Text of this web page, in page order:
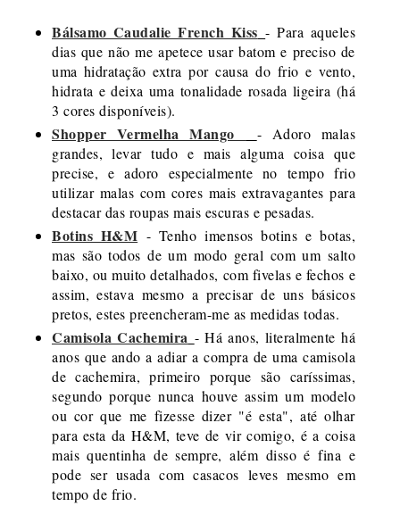
Bálsamo Caudalie French Kiss - Para aqueles
dias que não me apetece usar batom e preciso de
uma hidratação extra por causa do frio e vento,
hidrata e deixa uma tonalidade rosada ligeira (há
3 cores disponíveis).
Shopper Vermelha Mango
- Adoro malas
grandes, levar tudo e mais alguma coisa que
precise, e adoro especialmente no tempo frio
utilizar malas com cores mais extravagantes para
destacar das roupas mais escuras e pesadas.
Botins H&M - Tenho imensos botins e botas,
mas são todos de um modo geral com um salto
baixo, ou muito detalhados, com fivelas e fechos e
assim, estava mesmo a precisar de uns básicos
pretos, estes preencheram-me as medidas todas.
Camisola Cachemira - Há anos, literalmente há
anos que ando a adiar a compra de uma camisola
de cachemira, primeiro porque são caríssimas,
segundo porque nunca houve assim um modelo
ou cor que me fizesse dizer "é esta", até olhar
para esta da H&M, teve de vir comigo, é a coisa
mais quentinha de sempre, além disso é fina e
pode ser usada com casacos leves mesmo em
tempo de frio.